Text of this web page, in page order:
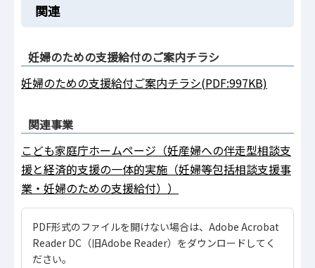
関連
妊婦のための支援給付のご案内チラシ
妊婦のための支援給付ご案内チラシ(PDF:997KB)
関連事業
こども家庭庁ホームページ（妊産婦への伴走型相談支
援と経済的支援の一体的実施（妊婦等包括相談支援事
業・妊婦のための支援給付））
PDF形式のファイルを開けない場合は、Adobe Acrobat
Reader DC（旧Adobe Reader）をダウンロードしてく
ださい。